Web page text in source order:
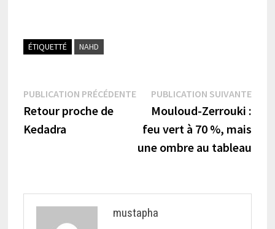
ÉTIQUETTÉ NAHD
Navigation
de
PUBLICATION PRÉCÉDENTEPublication
précédente :
Retour proche de
Kedadra
PUBLICATION SUIVANTE
Mouloud-Zerrouki :
feu vert à 70 %, mais
une ombre au tableau
mustapha